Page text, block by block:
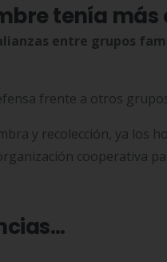
tenía más
entre grupos
frente a otros
y recolección, ya los
cooperativa